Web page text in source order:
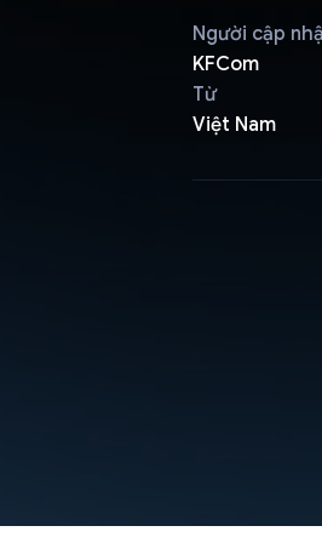
Người cập
KFCom
Từ
Việt Nam